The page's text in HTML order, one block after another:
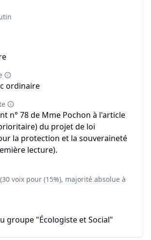
ordinaire
n° 78 de Mme Pochon à l'article
du projet de loi
la protection et la souveraineté
lecture).
(30 voix pour (15%), majorité absolue à
groupe "Écologiste et Social"